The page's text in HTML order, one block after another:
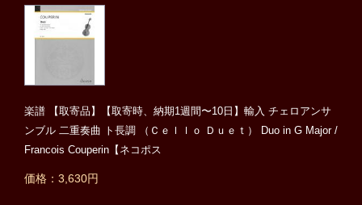
楽譜 【取寄品】【取寄時、納期1週間〜10日】輸入 チェロアンサ
ンブル 二重奏曲 ト長調 （Ｃｅｌｌｏ Ｄｕｅｔ） Duo in G Major /
Francois Couperin【ネコポス
価格：3,630円